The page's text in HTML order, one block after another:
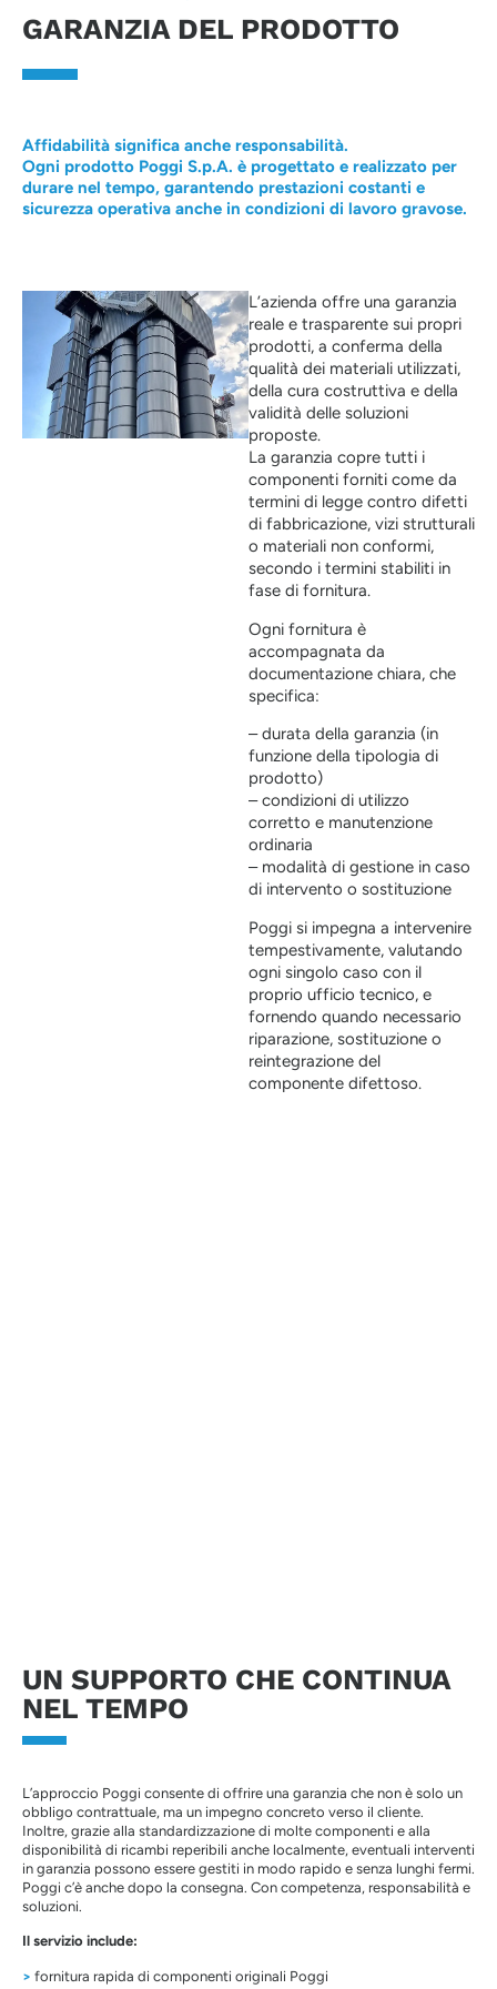
GARANZIA DEL PRODOTTO
Affidabilità significa anche responsabilità.
Ogni prodotto Poggi S.p.A. è progettato e realizzato per
durare nel tempo, garantendo prestazioni costanti e
sicurezza operativa anche in condizioni di lavoro gravose.
L’azienda offre una garanzia
reale e trasparente sui propri
prodotti, a conferma della
qualità dei materiali utilizzati,
della cura costruttiva e della
validità delle soluzioni
proposte.
La garanzia copre tutti i
componenti forniti come da
termini di legge contro difetti
di fabbricazione, vizi strutturali
o materiali non conformi,
secondo i termini stabiliti in
fase di fornitura.
Ogni fornitura è
accompagnata da
documentazione chiara, che
specifica:
– durata della garanzia (in
funzione della tipologia di
prodotto)
– condizioni di utilizzo
corretto e manutenzione
ordinaria
– modalità di gestione in caso
di intervento o sostituzione
Poggi si impegna a intervenire
tempestivamente, valutando
ogni singolo caso con il
proprio ufficio tecnico, e
fornendo quando necessario
riparazione, sostituzione o
reintegrazione del
componente difettoso.
UN SUPPORTO CHE CONTINUA
NEL TEMPO
L’approccio Poggi consente di offrire una garanzia che non è solo un
obbligo contrattuale, ma un impegno concreto verso il cliente.
Inoltre, grazie alla standardizzazione di molte componenti e alla
disponibilità di ricambi reperibili anche localmente, eventuali interventi
in garanzia possono essere gestiti in modo rapido e senza lunghi fermi.
Poggi c’è anche dopo la consegna. Con competenza, responsabilità e
soluzioni.
Il servizio include:
> fornitura rapida di componenti originali Poggi